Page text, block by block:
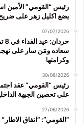
رئيس “القومي” الأمين
يضع اكليل زهر على
07/07/2026
سعاده ومَن سار على
وكرامتها
30/06/2026
رئيس “القومي” عقد
على تحصين الجبهة
27/06/2026